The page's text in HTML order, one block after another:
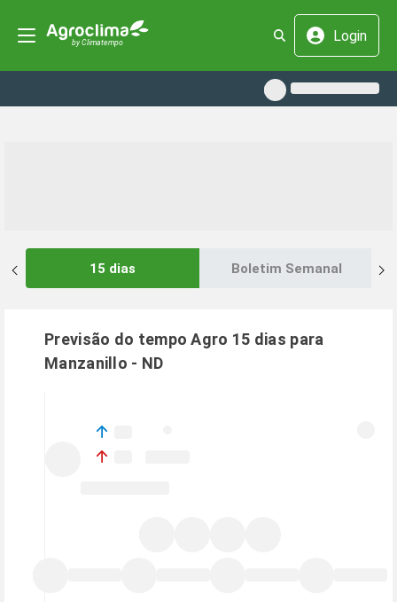
Login
15 dias Boletim Semanal
Previsão do tempo Agro 15 dias para
Manzanillo - ND